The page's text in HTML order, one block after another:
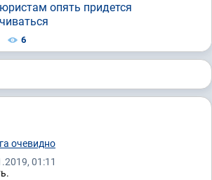
опять придется
6
очевидно
01:11